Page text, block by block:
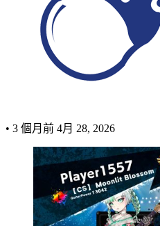
• 3 個月前 4月 28, 2026